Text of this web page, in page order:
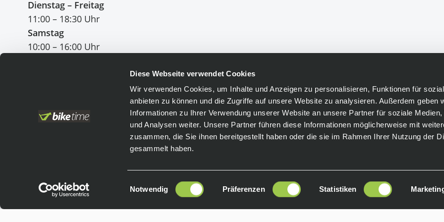
Diese Webseite verwendet Cookies
Wir verwenden Cookies, um Inhalte und Anzeigen zu personalisieren, Funktionen für
anbieten zu können und die Zugriffe auf unsere Website zu analysieren. Außerdem geben
Informationen zu Ihrer Verwendung unserer Website an unsere Partner für soziale Medien,
und Analysen weiter. Unsere Partner führen diese Informationen möglicherweise mit
zusammen, die Sie ihnen bereitgestellt haben oder die sie im Rahmen Ihrer Nutzung der
gesammelt haben.
Einwilligungsauswahl
Notwendig Präferenzen Statistiken
Dienstag – Freitag
11:00 – 18:30 Uhr
Samstag
10:00 – 16:00 Uhr
Leasing
Copyright © 2024 biketime GmbH